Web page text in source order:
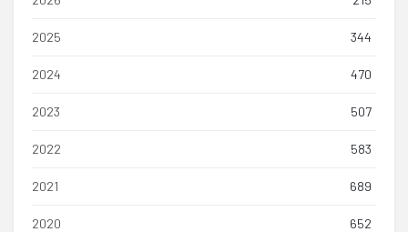
2025 344
2024 470
2023 507
2022 583
2021 689
2020 652